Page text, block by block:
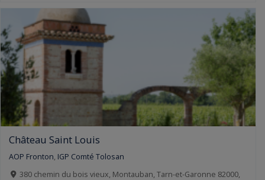
Château Saint Louis
AOP Fronton, IGP Comté Tolosan
380 chemin du bois vieux, Montauban, Tarn-et-Garonne 82000,